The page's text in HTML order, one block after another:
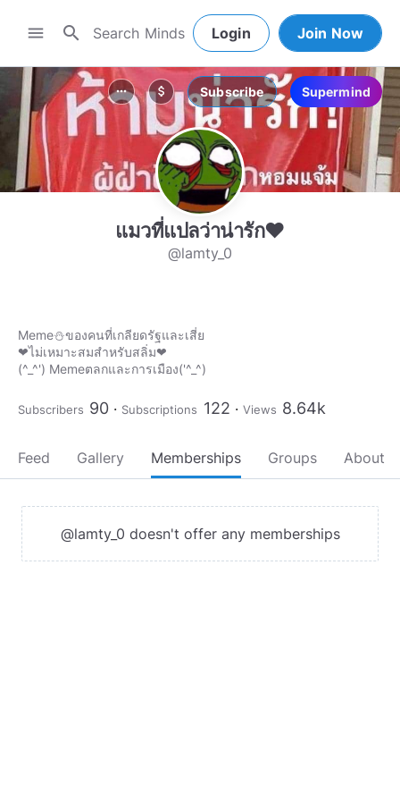
menu search Login Join Now
more_horiz attach_money Subscribe Supermind
แมวที่แปลว่าน่ารัก❤
@lamty_0
Meme⛄ของคนที่เกลียดรัฐและเสี่ย
❤ไม่เหมาะสมสำหรับสลิ่ม❤
(^_^') Memeตลกและการเมือง('^_^)
Subscribers 90 Subscriptions 122 Views 8.64k
Feed Gallery Memberships Groups About
@lamty_0 doesn't offer any memberships